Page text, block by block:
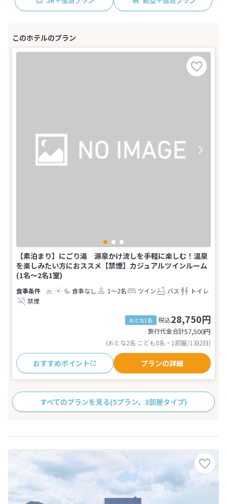
【素泊まり】にごり湯 源泉かけ流しを手軽に楽しむ！温泉
を楽しみたい方におススメ【禁煙】カジュアルツインルーム
(1名～2名1室)
食事なし 1～2名 ツイン バス
トイレ
禁煙
おとな1名 税込28,750円
旅行代金合計57,500円
(おとな2名 こども0名・1部屋/1泊2日)
おすすめポイント プランの詳細
すべてのプランを見る(5プラン、3部屋タイプ)